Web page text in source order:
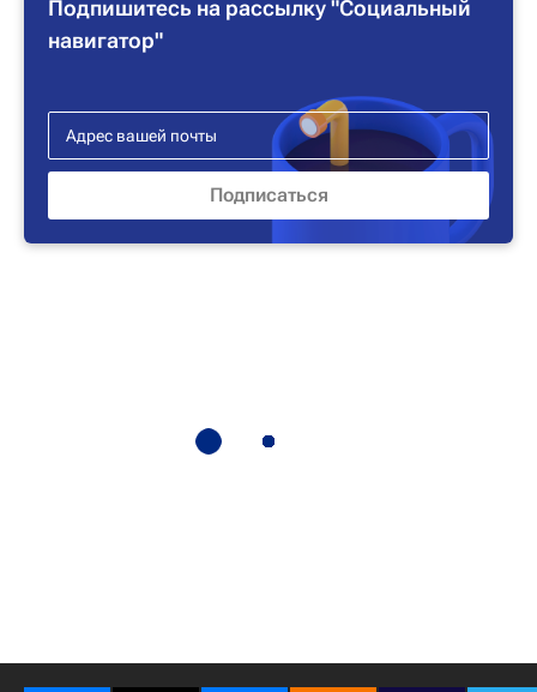
Подпишитесь на рассылку "Социальный
навигатор"